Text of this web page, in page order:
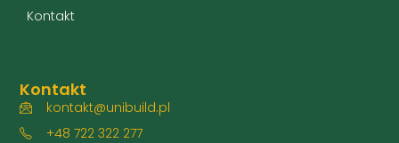
Kontakt
Kontakt
kontakt@unibuild.pl
+48 722 322 277